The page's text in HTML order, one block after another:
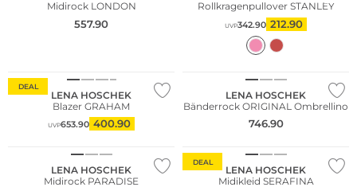
Midirock LONDON
557.90
Rollkragenpullover STANLEY
UVP342.90 212.90
DEAL
LENA HOSCHEK
Blazer GRAHAM
UVP653.90 400.90
LENA HOSCHEK
Bänderrock ORIGINAL Ombrellino
746.90
LENA HOSCHEK
Midirock PARADISE
DEAL
LENA HOSCHEK
Midikleid SERAFINA